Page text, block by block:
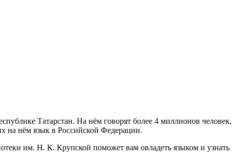
Татарстан. На нём говорят более 4 миллионов человек,
на нём язык в Российской Федерации.
им. Н. К. Крупской поможет вам овладеть языком и узнать